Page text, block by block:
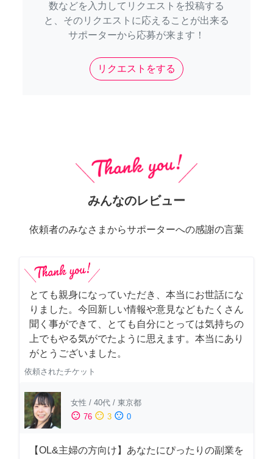
数などを入力してリクエストを投稿する
と、そのリクエストに応えることが出来る
サポーターから応募が来ます！
リクエストをする
みんなのレビュー
依頼者のみなさまからサポーターへの感謝の言葉
とても親身になっていただき、本当にお世話にな
りました。今回新しい情報や意見などもたくさん
聞く事ができて、とても自分にとっては気持ちの
上でもやる気がでたように思えます。本当にあり
がとうございました。
依頼されたチケット
女性 / 40代 / 東京都
sentiment_satisfied 76 sentiment_neutral 3 sentiment_dissatisfied 0
【OL&主婦の方向け】あなたにぴったりの副業を